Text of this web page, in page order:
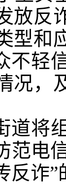
放反
型和
不轻
况，
道将
范电
反诈”